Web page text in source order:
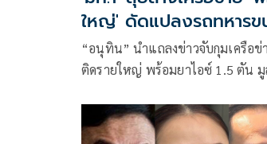
ใหญ่' ดัดแปลงรถทหารข
“อนุทิน” นำแถลงข่าวจับกุมเครือข่
ติดรายใหญ่ พร้อมยาไอซ์ 1.5 ตัน
รถราชการทหาร ไม่พบชื่อผู้ครอบค